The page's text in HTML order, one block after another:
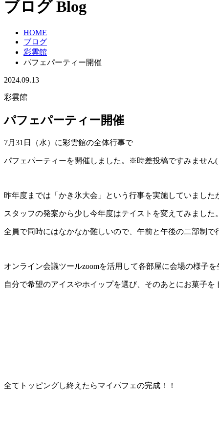
ブログ Blog
HOME
ブログ
彩雲館
パフェパーティー開催
2024.09.13
彩雲館
パフェパーティー開催
7月31日（水）に彩雲館の全体行事で
パフェパーティーを開催しました。※時差投稿ですみません(
昨年度までは「かき氷大会」という行事を実施していました
スタッフの発案から少し今年度はテイストを変えてみました。
全員で同時にはなかなか難しいので、午前と午後の二部制で
オンライン会議ツールzoomを活用して各部屋に会場の様子を
自分で希望のアイスやホイップを選び、そのあとにお菓子を
全てトッピングし終えたらマイパフェの完成！！